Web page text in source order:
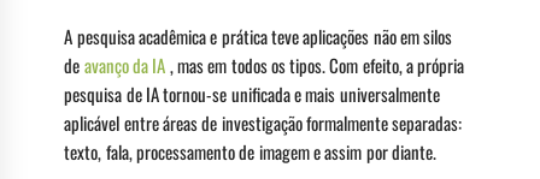
A pesquisa acadêmica e prática teve aplicações não em silos
deavanço da IA, mas em todos os tipos. Com efeito, a própria
pesquisa de IA tornou-se unificada e mais universalmente
aplicável entre áreas de investigação formalmente separadas:
texto, fala, processamento de imagem e assim por diante.